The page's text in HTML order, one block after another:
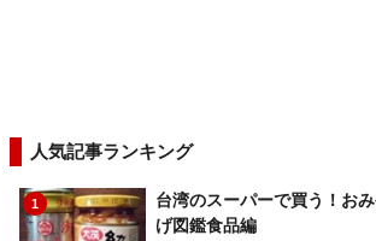
人気記事ランキング
1
台湾のスーパーで買う！お
げ図鑑食品編